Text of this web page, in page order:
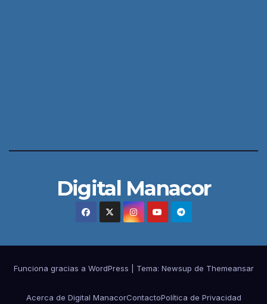
Digital Manacor
Funciona gracias a WordPress Tema: Newsup de Themeansar
Acerca de Digital ManacorContactoPolítica de Privacidad